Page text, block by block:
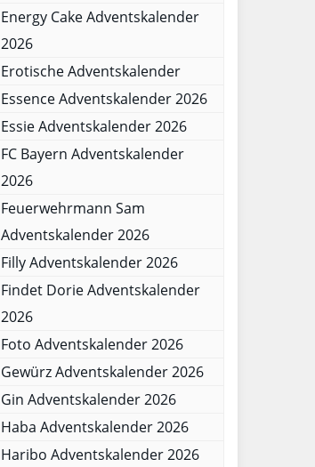
Energy Cake Adventskalender
2026
Erotische Adventskalender
Essence Adventskalender 2026
Essie Adventskalender 2026
FC Bayern Adventskalender
2026
Feuerwehrmann Sam
Adventskalender 2026
Filly Adventskalender 2026
Findet Dorie Adventskalender
2026
Foto Adventskalender 2026
Gewürz Adventskalender 2026
Gin Adventskalender 2026
Haba Adventskalender 2026
Haribo Adventskalender 2026